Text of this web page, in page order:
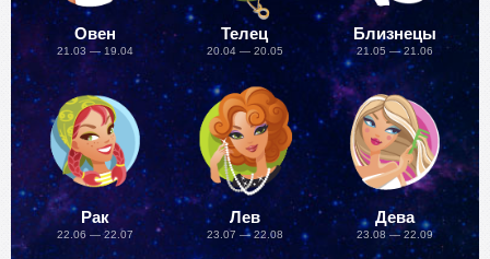
Овен
21.03 — 19.04
Телец
20.04 — 20.05
Близнецы
21.05 — 21.06
Рак
22.06 — 22.07
Лев
23.07 — 22.08
Дева
23.08 — 22.09